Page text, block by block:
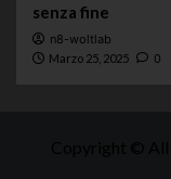
senza fine
n8-woltlab
Marzo 25, 2025 0